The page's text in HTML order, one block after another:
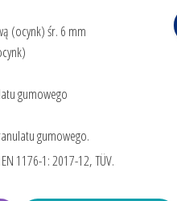
(ocynk) śr. 6 mm
gumowego
gumowego.
1176-1: 2017-12, TÜV.